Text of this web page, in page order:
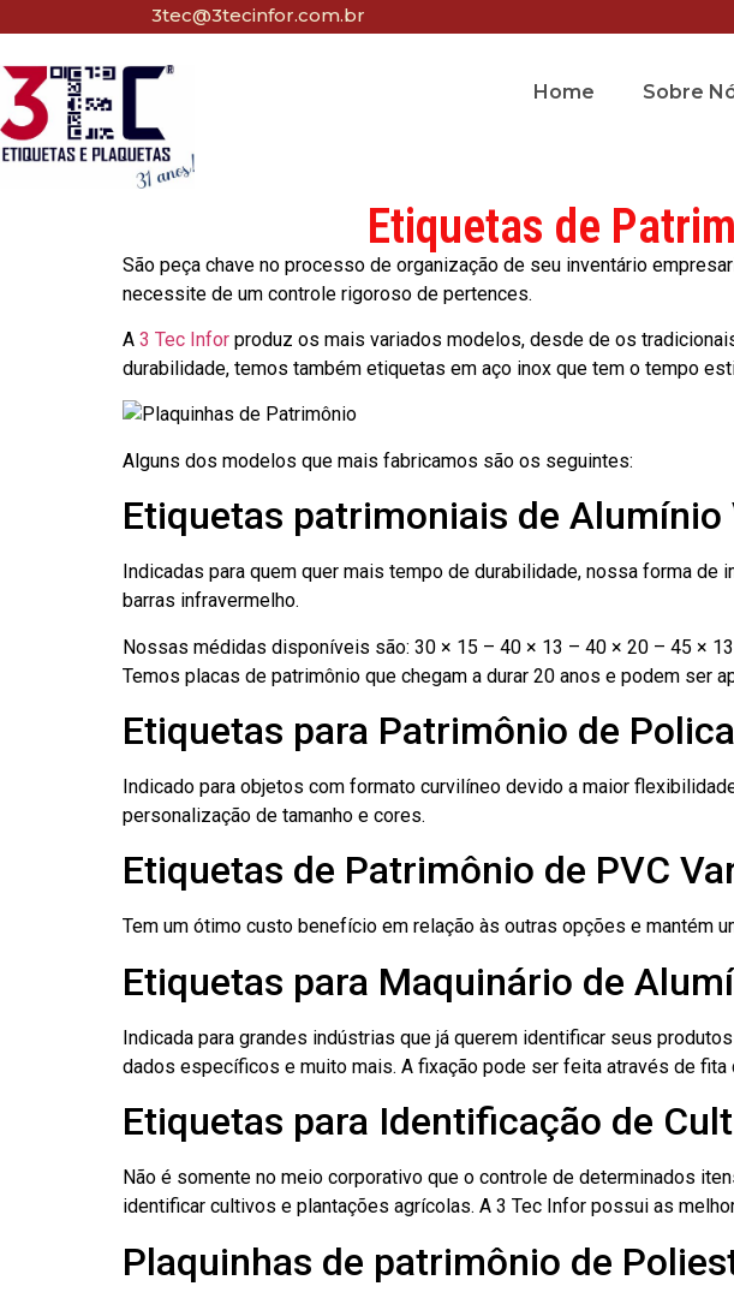
3tec@3tecinfor.com.br
Home Sobre
Etiquetas de
São peça chave no processo de organização de seu inventário
necessite de um controle rigoroso de pertences.
A 3 Tec Infor produz os mais variados modelos, desde de os
durabilidade, temos também etiquetas em aço inox que tem o tempo
Alguns dos modelos que mais fabricamos são os seguintes:
Etiquetas patrimoniais de Alumínio
Indicadas para quem quer mais tempo de durabilidade, nossa forma
barras infravermelho.
Nossas médidas disponíveis são: 30 × 15 – 40 × 13 – 40 × 20 – 45 ×
Temos placas de patrimônio que chegam a durar 20 anos e podem ser
Etiquetas para Patrimônio de
Indicado para objetos com formato curvilíneo devido a maior
personalização de tamanho e cores.
Etiquetas de Patrimônio de PVC
Tem um ótimo custo benefício em relação às outras opções e mantém
Etiquetas para Maquinário de
Indicada para grandes indústrias que já querem identificar seus
dados específicos e muito mais. A fixação pode ser feita através de fita
Etiquetas para Identificação de
Não é somente no meio corporativo que o controle de determinados
identificar cultivos e plantações agrícolas. A 3 Tec Infor possui as
Plaquinhas de patrimônio de